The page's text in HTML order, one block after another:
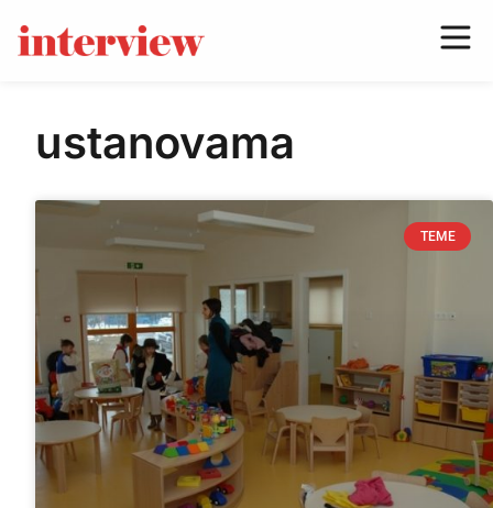
ustanovama
TEME